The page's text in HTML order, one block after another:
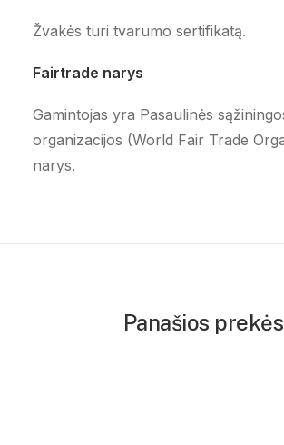
Žvakės turi tvarumo sertifikatą.
Fairtrade narys
Gamintojas yra Pasaulinės
organizacijos (World Fair Trade
narys.
Panašios prekės